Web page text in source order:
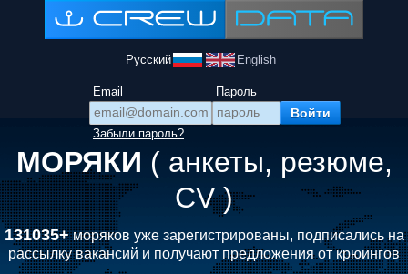
Русский English
Email Пароль
Забыли пароль?
МОРЯКИ ( анкеты, резюме,
CV )
131035+моряков уже зарегистрированы, подписались на
рассылку вакансий и получают предложения от крюингов